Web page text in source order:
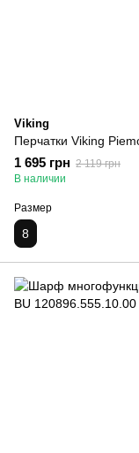
Viking
Перчатки Viking
1 695 грн 2 119 грн
В наличии
Размер
8